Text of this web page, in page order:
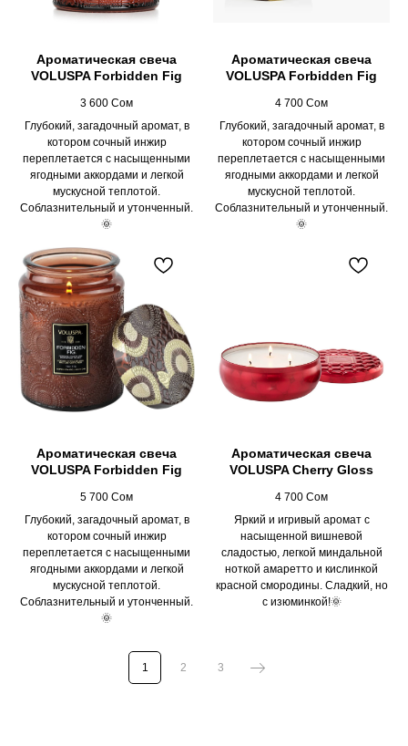
Ароматическая свеча
VOLUSPA Forbidden Fig
3 600 Сом
Глубокий, загадочный аромат, в
котором сочный инжир
переплетается с насыщенными
ягодными аккордами и легкой
мускусной теплотой.
Соблазнительный и утонченный.
🌞
Ароматическая свеча
VOLUSPA Forbidden Fig
4 700 Сом
Глубокий, загадочный аромат, в
котором сочный инжир
переплетается с насыщенными
ягодными аккордами и легкой
мускусной теплотой.
Соблазнительный и утонченный.
🌞
Ароматическая свеча
VOLUSPA Forbidden Fig
5 700 Сом
Глубокий, загадочный аромат, в
котором сочный инжир
переплетается с насыщенными
ягодными аккордами и легкой
мускусной теплотой.
Соблазнительный и утонченный.
🌞
Ароматическая свеча
VOLUSPA Cherry Gloss
4 700 Сом
Яркий и игривый аромат с
насыщенной вишневой
сладостью, легкой миндальной
ноткой амаретто и кислинкой
красной смородины. Сладкий, но
с изюминкой!🌞
1 2 3